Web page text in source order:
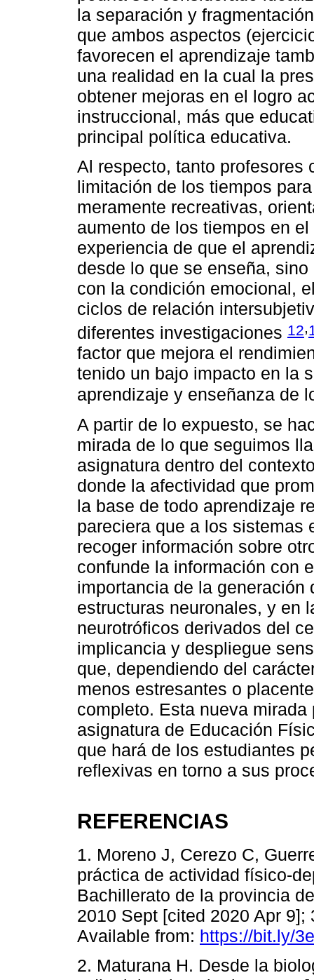
la separación y
que ambos aspectos
favorecen el aprendizaje
una realidad en la cual la
obtener mejoras en el logro
instruccional, más que
principal política educativa.
Al respecto, tanto profesores
limitación de los tiempos
meramente recreativas,
aumento de los tiempos en
experiencia de que el
desde lo que se enseña,
con la condición emocional,
ciclos de relación
diferentes investigaciones 12,
factor que mejora el
tenido un bajo impacto en la
aprendizaje y enseñanza de
A partir de lo expuesto, se
mirada de lo que seguimos
asignatura dentro del
donde la afectividad que
la base de todo aprendizaje
pareciera que a los sistemas
recoger información sobre
confunde la información con
importancia de la
estructuras neuronales, y en
neurotróficos derivados del
implicancia y despliegue
que, dependiendo del
menos estresantes o
completo. Esta nueva
asignatura de Educación
que hará de los estudiantes
reflexivas en torno a sus
REFERENCIAS
1. Moreno J, Cerezo C,
práctica de actividad físico-
Bachillerato de la provincia
2010 Sept [cited 2020 Apr
Available from: https://bit.ly/
2. Maturana H. Desde la